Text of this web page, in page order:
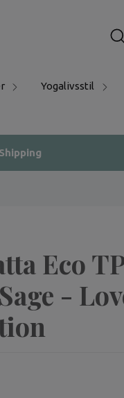
Yogalivsstil
Eco
-